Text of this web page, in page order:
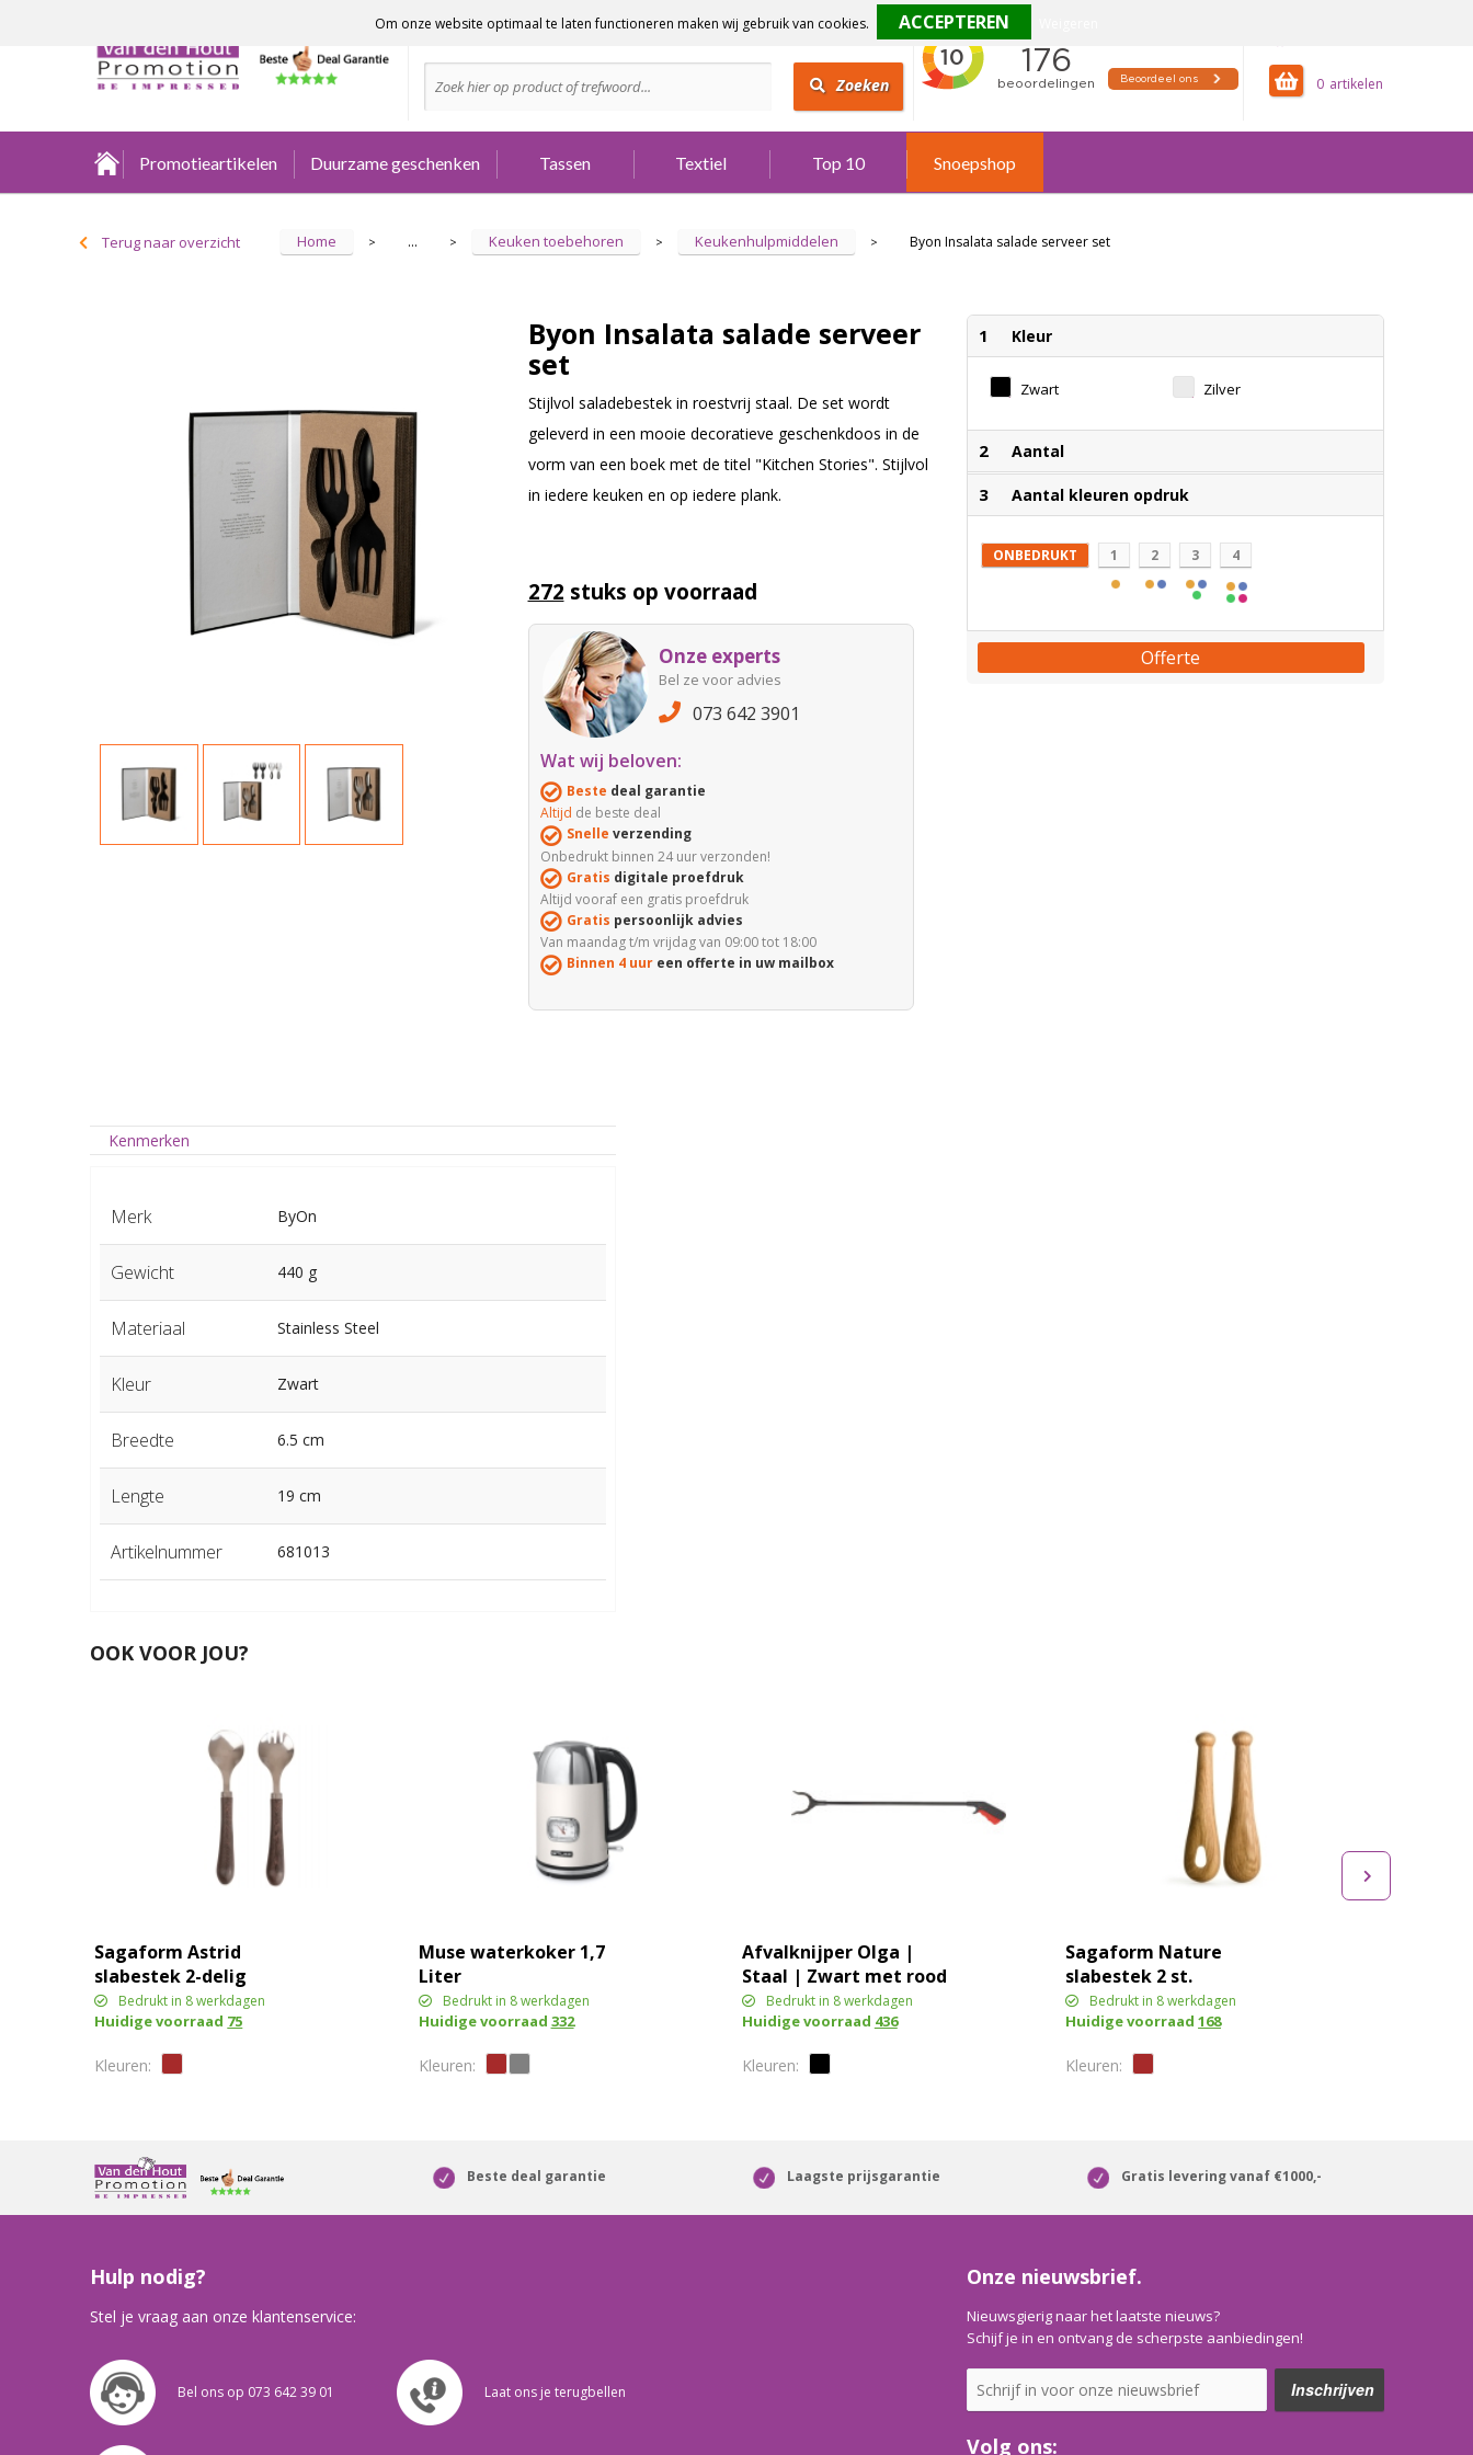
0
Advies nodig?
Zoeken
Promotieartikelen Duurzame geschenken Tassen Textiel Top 10 Snoepshop
Terug naar overzicht Home > ... > Keuken toebehoren > Keukenhulpmiddelen > Byon Insalata salade serveer set
Byon Insalata salade serveer
set
Stijlvol saladebestek in roestvrij staal. De set wordt
geleverd in een mooie decoratieve geschenkdoos in de
vorm van een boek met de titel "Kitchen Stories". Stijlvol
in iedere keuken en op iedere plank.
272 stuks op voorraad
Onze experts
Bel ze voor advies
073 642 3901
Wat wij beloven:
Beste deal garantie
Altijd de beste deal
Snelle verzending
Onbedrukt binnen 24 uur verzonden!
Gratis digitale proefdruk
Altijd vooraf een gratis proefdruk
Gratis persoonlijk advies
Van maandag t/m vrijdag van 09:00 tot 18:00
Binnen 4 uureen offerte in uw mailbox
1 Kleur
Zwart Zilver
2 Aantal
3 Aantal kleuren opdruk
ONBEDRUKT 1 2 3 4
Offerte
Kenmerken
Merk ByOn
Gewicht 440 g
Materiaal Stainless Steel
Kleur Zwart
Breedte 6.5 cm
Lengte 19 cm
Artikelnummer 681013
OOK VOOR JOU?
Sagaform Astrid
slabestek 2-delig
Bedrukt in 8 werkdagen
Huidige voorraad 75
Muse waterkoker 1,7
Liter
Bedrukt in 8 werkdagen
Huidige voorraad 332
Afvalknijper Olga |
Staal | Zwart met rood
detailBedrukt in 8 werkdagen
Huidige voorraad 436
Sagaform Nature
slabestek 2 st.
Bedrukt in 8 werkdagen
Huidige voorraad168
Beste deal garantie Laagste prijsgarantie Gratis levering vanaf €1000,-
Hulp nodig?
Stel je vraag aan onze klantenservice:
Bel ons op 073 642 39 01 Laat ons je terugbellen
Onze nieuwsbrief.
Nieuwsgierig naar het laatste nieuws?
Schijf je in en ontvang de scherpste aanbiedingen!
Volg ons:
Om onze website optimaal te laten functioneren maken wij gebruik van cookies.